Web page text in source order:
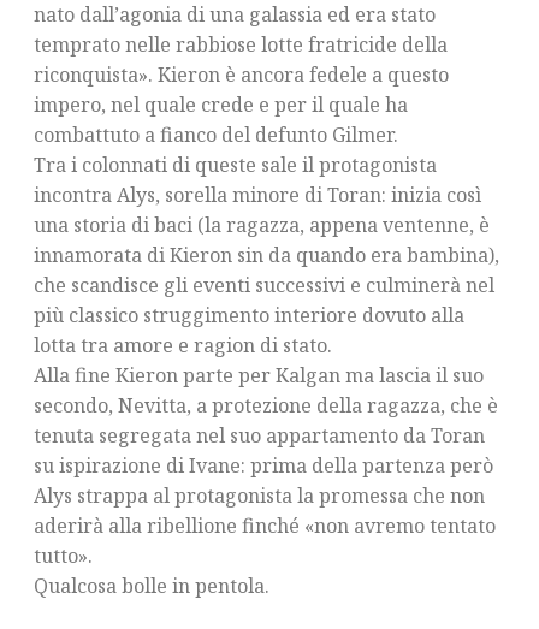
nato dall’agonia di una galassia ed era stato
temprato nelle rabbiose lotte fratricide della
riconquista». Kieron è ancora fedele a questo
impero, nel quale crede e per il quale ha
combattuto a fianco del defunto Gilmer.
Tra i colonnati di queste sale il protagonista
incontra Alys, sorella minore di Toran: inizia così
una storia di baci (la ragazza, appena ventenne, è
innamorata di Kieron sin da quando era bambina),
che scandisce gli eventi successivi e culminerà nel
più classico struggimento interiore dovuto alla
lotta tra amore e ragion di stato.
Alla fine Kieron parte per Kalgan ma lascia il suo
secondo, Nevitta, a protezione della ragazza, che è
tenuta segregata nel suo appartamento da Toran
su ispirazione di Ivane: prima della partenza però
Alys strappa al protagonista la promessa che non
aderirà alla ribellione finché «non avremo tentato
tutto».
Qualcosa bolle in pentola.